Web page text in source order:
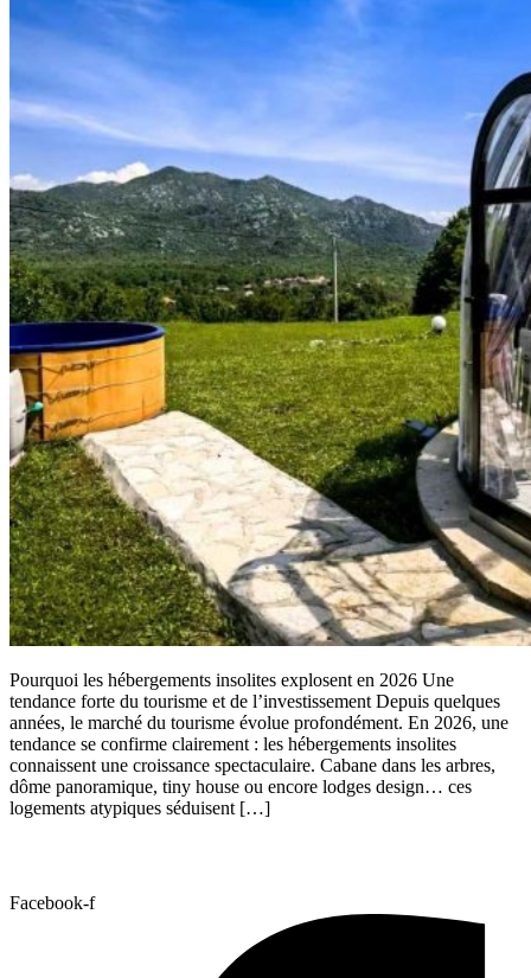
Pourquoi les hébergements insolites explosent en 2026 Une
tendance forte du tourisme et de l’investissement Depuis quelques
années, le marché du tourisme évolue profondément. En 2026, une
tendance se confirme clairement : les hébergements insolites
connaissent une croissance spectaculaire. Cabane dans les arbres,
dôme panoramique, tiny house ou encore lodges design… ces
logements atypiques séduisent […]
Facebook-f